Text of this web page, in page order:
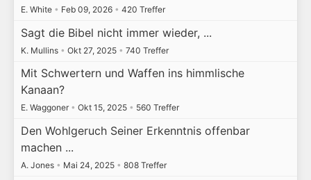
E. White • Feb 09, 2026 • 420 Treffer
Sagt die Bibel nicht immer wieder, ...
K. Mullins • Okt 27, 2025 • 740 Treffer
Mit Schwertern und Waffen ins himmlische
Kanaan?
E. Waggoner • Okt 15, 2025 • 560 Treffer
Den Wohlgeruch Seiner Erkenntnis offenbar
machen ...
A. Jones • Mai 24, 2025 • 808 Treffer